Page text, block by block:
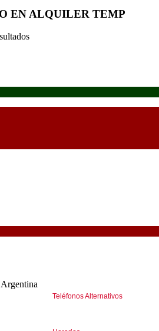
EN ALQUILER TEMP
Teléfonos Alternativos